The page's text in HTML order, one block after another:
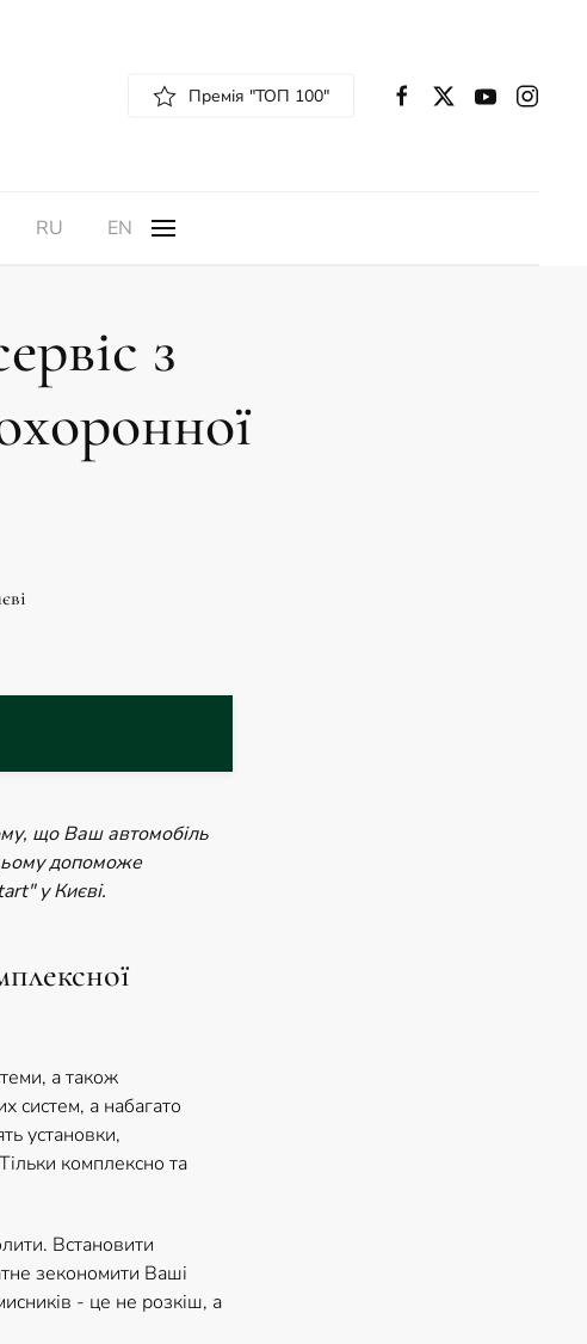
Премія "ТОП 100"
RU EN
з
що Ваш автомобіль
допоможе
у Києві.
а також
систем, а набагато
установки,
комплексно та
Встановити
зекономити Ваші
- це не розкіш, а